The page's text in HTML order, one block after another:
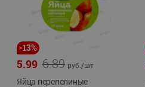
-13%
6.89
5.99 руб./шт
Яйца перепелиные